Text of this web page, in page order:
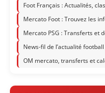
Foot Français : Actualités,
Mercato Foot : Trouvez les
Mercato PSG : Transferts et
News-fil de l’actualité football
OM mercato, transferts et